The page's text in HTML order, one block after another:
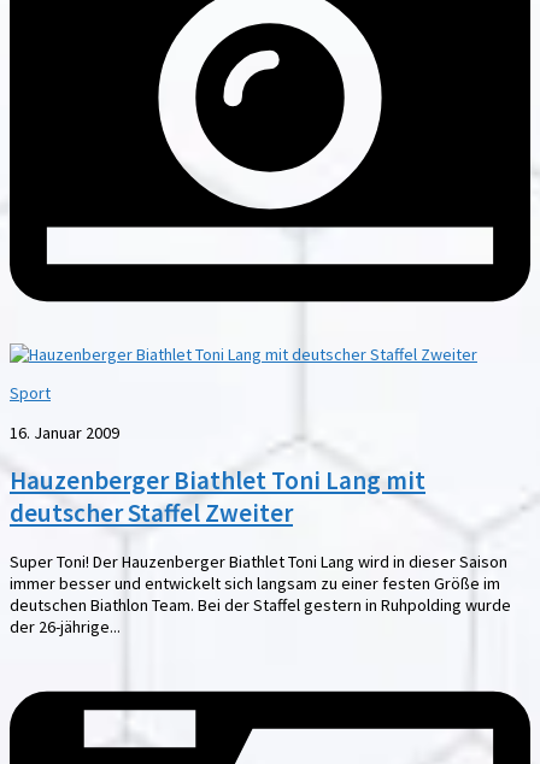
Sport
16. Januar 2009
Hauzenberger Biathlet Toni Lang mit
deutscher Staffel Zweiter
Super Toni! Der Hauzenberger Biathlet Toni Lang wird in dieser Saison
immer besser und entwickelt sich langsam zu einer festen Größe im
deutschen Biathlon Team. Bei der Staffel gestern in Ruhpolding wurde
der 26-jährige...